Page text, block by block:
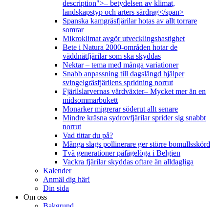
description">– betydelsen av klimat,
landskapstyp och arters särdrag</span>
Spanska kamgräsfjärilar hotas av allt torrare
somrar
Mikroklimat avgör utvecklingshastighet
Bete i Natura 2000-områden hotar de
väddnätfjärilar som ska skyddas
Nektar – tema med många variationer
Snabb anpassning till dagslängd hjälper
svingelgräsfjärilens spridning norrut
Fjärilslarvernas värdväxter– Mycket mer än en
midsommarbukett
Monarker migrerar söderut allt senare
Mindre kräsna sydrovfjärilar sprider sig snabbt
norrut
Vad tittar du på?
Många slags pollinerare ger större bomullsskörd
Två generationer påfågelöga i Belgien
Vackra fjärilar skyddas oftare än alldagliga
Kalender
Anmäl dig här!
Din sida
Om oss